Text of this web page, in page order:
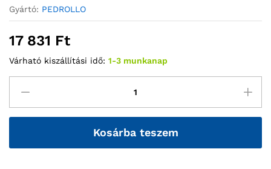
Gyártó: PEDROLLO
17 831 Ft
Várható kiszállítási idő: 1-3 munkanap
Kosárba teszem